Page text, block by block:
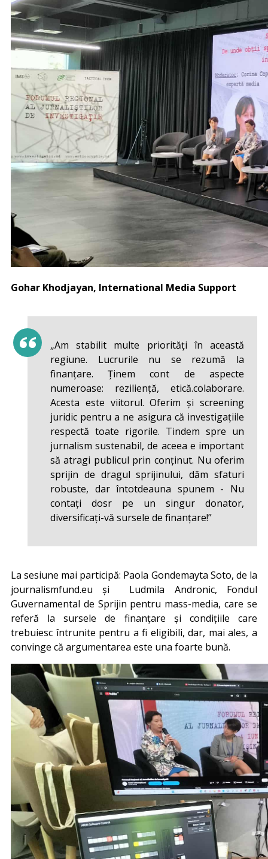
Gohar Khodjayan, International Media Support
„Am stabilit multe priorități în această
regiune. Lucrurile nu se rezumă la
finanțare. Ținem cont de aspecte
numeroase: reziliență, etică.colaborare.
Acesta este viitorul. Oferim și screening
juridic pentru a ne asigura că investigațiile
respectă toate rigorile. Tindem spre un
jurnalism sustenabil, de aceea e important
să atragi publicul prin conținut. Nu oferim
sprijin de dragul sprijinului, dăm sfaturi
robuste, dar întotdeauna spunem - Nu
contați dosr pe un singur donator,
diversificați-vă sursele de finanțare!”
La sesiune mai participă: Paola Gondemayta Soto, de la
journalismfund.eu și ​Ludmila Andronic, Fondul
Guvernamental de Sprijin pentru mass-media, care se
referă la sursele de finanțare și condițiile care
trebuiesc întrunite pentru a fi eligibili, dar, mai ales, a
convinge că argumentarea este una foarte bună.